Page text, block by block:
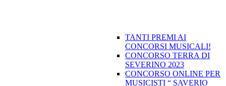
TANTI PREMI AI
CONCORSI MUSICALI!
CONCORSO TERRA DI
SEVERINO 2023
CONCORSO ONLINE PER
MUSICISTI “ SAVERIO